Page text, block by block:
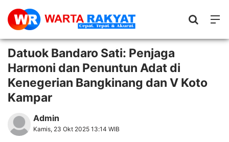
Datuok Bandaro Sati: Penjaga
Harmoni dan Penuntun Adat di
Kenegerian Bangkinang dan V Koto
Kampar
Admin
Kamis, 23 Okt 2025 13:14 WIB